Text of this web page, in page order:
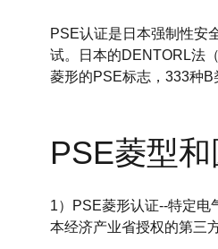
PSE认证是日本强制性安
试。日本的DENTORL法
菱形的PSE标志，333种
PSE菱型
1）PSE菱形认证--特定电
本经济产业省授权的第三